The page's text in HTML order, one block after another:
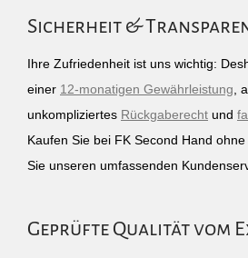
Sicherheit &
Ihre Zufriedenheit ist uns wichtig:
einer 12-monatigen Gewährleistung ,
unkompliziertes Rückgaberecht und
Kaufen Sie bei FK Second Hand
Sie unseren umfassenden
Geprüfte Qualität vom